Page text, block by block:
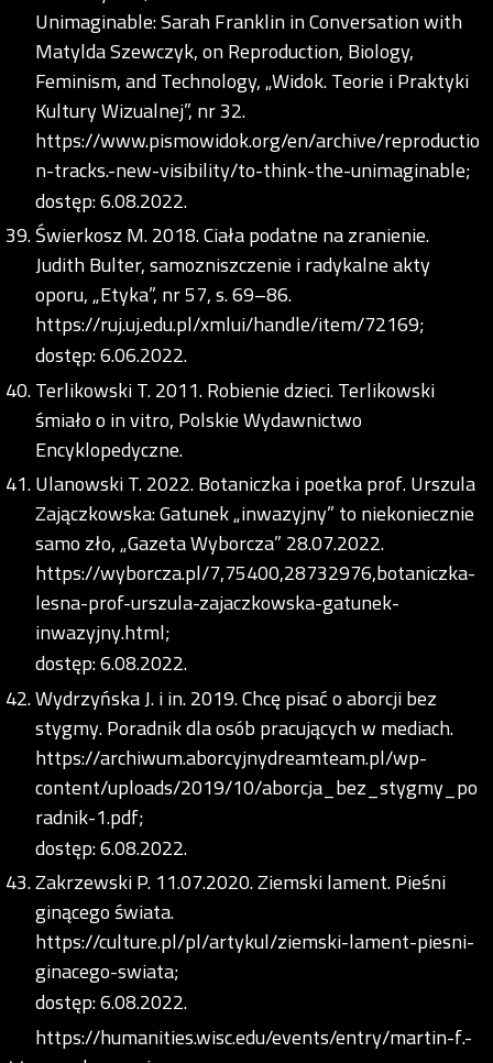
Unimaginable: Sarah Franklin in Conversation with
Matylda Szewczyk, on Reproduction, Biology,
Feminism, and Technology, „Widok. Teorie i Praktyki
Kultury Wizualnej”, nr 32.
https://www.pismowidok.org/en/archive/reproductio
n-tracks.-new-visibility/to-think-the-unimaginable;
dostęp: 6.08.2022.
Świerkosz M. 2018. Ciała podatne na zranienie.
Judith Bulter, samozniszczenie i radykalne akty
oporu, „Etyka”, nr 57, s. 69–86.
https://ruj.uj.edu.pl/xmlui/handle/item/72169;
dostęp: 6.06.2022.
Terlikowski T. 2011. Robienie dzieci. Terlikowski
śmiało o in vitro, Polskie Wydawnictwo
Encyklopedyczne.
Ulanowski T. 2022. Botaniczka i poetka prof. Urszula
Zajączkowska: Gatunek „inwazyjny” to niekoniecznie
samo zło, „Gazeta Wyborcza” 28.07.2022.
https://wyborcza.pl/7,75400,28732976,botaniczka-
lesna-prof-urszula-zajaczkowska-gatunek-
inwazyjny.html;
dostęp: 6.08.2022.
Wydrzyńska J. i in. 2019. Chcę pisać o aborcji bez
stygmy. Poradnik dla osób pracujących w mediach.
https://archiwum.aborcyjnydreamteam.pl/wp-
content/uploads/2019/10/aborcja_bez_stygmy_po
radnik-1.pdf;
dostęp: 6.08.2022.
Zakrzewski P. 11.07.2020. Ziemski lament. Pieśni
ginącego świata.
https://culture.pl/pl/artykul/ziemski-lament-piesni-
ginacego-swiata;
dostęp: 6.08.2022.
https://humanities.wisc.edu/events/entry/martin-f.-